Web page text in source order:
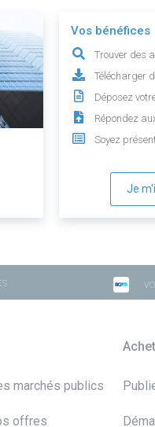
Vos bénéfices
Trouver des
Télécharger
Déposez
Répondez
Soyez
Je
marchés publics
offres